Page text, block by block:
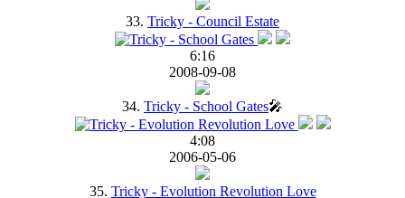
33. Tricky - Council Estate
6:16
2008-09-08
34. Tricky - School Gates🎤
4:08
2006-05-06
35. Tricky - Evolution Revolution Love